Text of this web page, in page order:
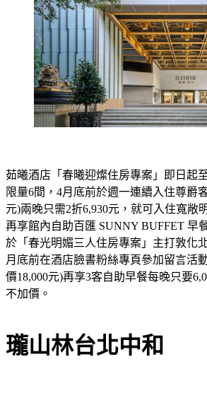
茹曦酒店「春曦迎燦住房專案」即日起
限量6間，4月底前於週一連續入住尊爵
元)兩晚只需2折6,930元，就可入住寬敞
再享館內自助百匯 SUNNY BUFFET 早
於「春光明媚三人住房專案」主打敦化
月底前在酒店臉書粉絲專頁參加留言活
價18,000元)再享3客自助早餐每晚只要
不加價。
瓏山林台北中和